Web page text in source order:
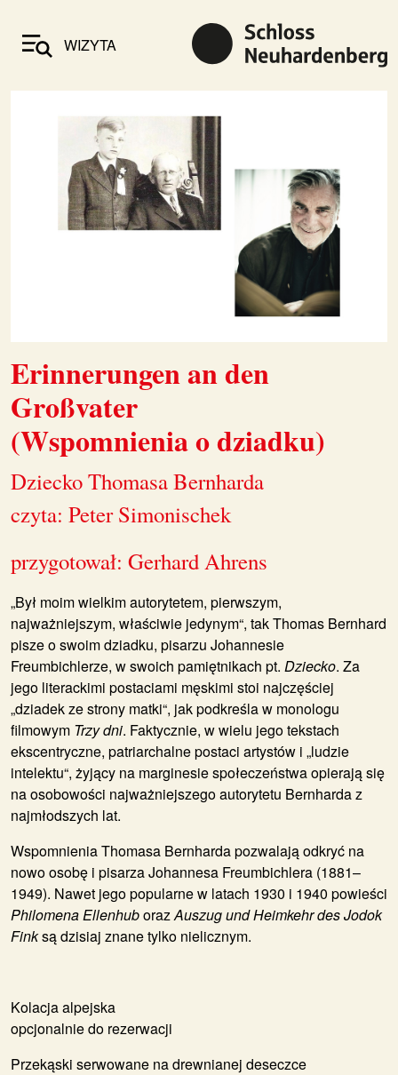
WIZYTA
Erinnerungen an den
Großvater
(Wspomnienia o dziadku)
Dziecko Thomasa Bernharda
czyta: Peter Simonischek
przygotował: Gerhard Ahrens
„Był moim wielkim autorytetem, pierwszym,
najważniejszym, właściwie jedynym“, tak Thomas Bernhard
pisze o swoim dziadku, pisarzu Johannesie
Freumbichlerze, w swoich pamiętnikach pt. Dziecko. Za
jego literackimi postaciami męskimi stoi najczęściej
„dziadek ze strony matki“, jak podkreśla w monologu
filmowym Trzy dni. Faktycznie, w wielu jego tekstach
ekscentryczne, patriarchalne postaci artystów i „ludzie
intelektu“, żyjący na marginesie społeczeństwa opierają się
na osobowości najważniejszego autorytetu Bernharda z
najmłodszych lat.
Wspomnienia Thomasa Bernharda pozwalają odkryć na
nowo osobę i pisarza Johannesa Freumbichlera (1881–
1949). Nawet jego popularne w latach 1930 i 1940 powieści
Philomena EllenhuborazAuszug und Heimkehr des Jodok
Finksą dzisiaj znane tylko nielicznym.
Kolacja alpejska
opcjonalnie do rezerwacji
Przekąski serwowane na drewnianej deseczce